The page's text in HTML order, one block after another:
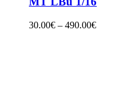
30.00€ – 490.00€